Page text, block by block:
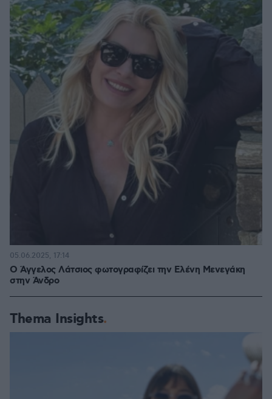
Ο Άγγελος Λάτσιος φωτογραφίζει την Ελένη Μενεγάκη
στην Άνδρο
05.06.2025, 17:14
Thema Insights